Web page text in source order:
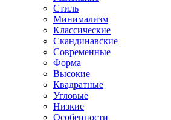
Стиль
Минимализм
Классические
Скандинавские
Современные
Форма
Высокие
Квадратные
Угловые
Низкие
Особенности